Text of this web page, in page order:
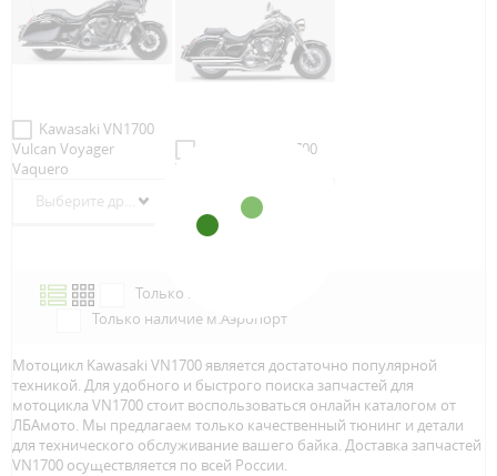
Kawasaki VN1700
Vulcan Voyager
Vaquero
Выберите другой год
Kawasaki VN1700
Vulcan CLASSIC
Только в наличии
Только наличие м.Аэропорт
Мотоцикл Kawasaki VN1700 является достаточно популярной
техникой. Для удобного и быстрого поиска запчастей для
мотоцикла VN1700 стоит воспользоваться онлайн каталогом от
ЛБАмото. Мы предлагаем только качественный тюнинг и детали
для технического обслуживание вашего байка. Доставка запчастей
VN1700 осуществляется по всей Росcии.